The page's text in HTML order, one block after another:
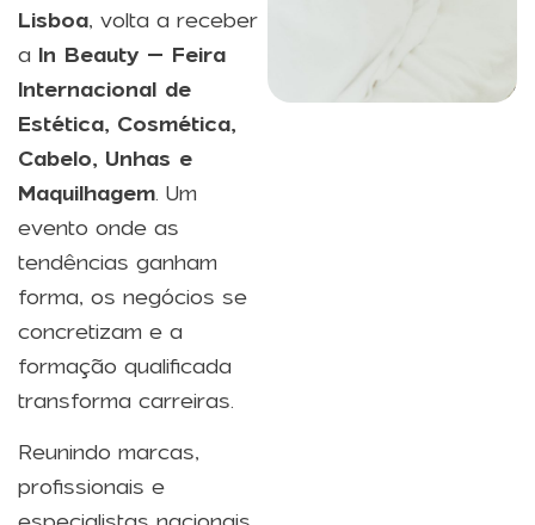
Lisboa, volta a receber
a In Beauty – Feira
Internacional de
Estética, Cosmética,
Cabelo, Unhas e
Maquilhagem. Um
evento onde as
tendências ganham
forma, os negócios se
concretizam e a
formação qualificada
transforma carreiras.
Reunindo marcas,
profissionais e